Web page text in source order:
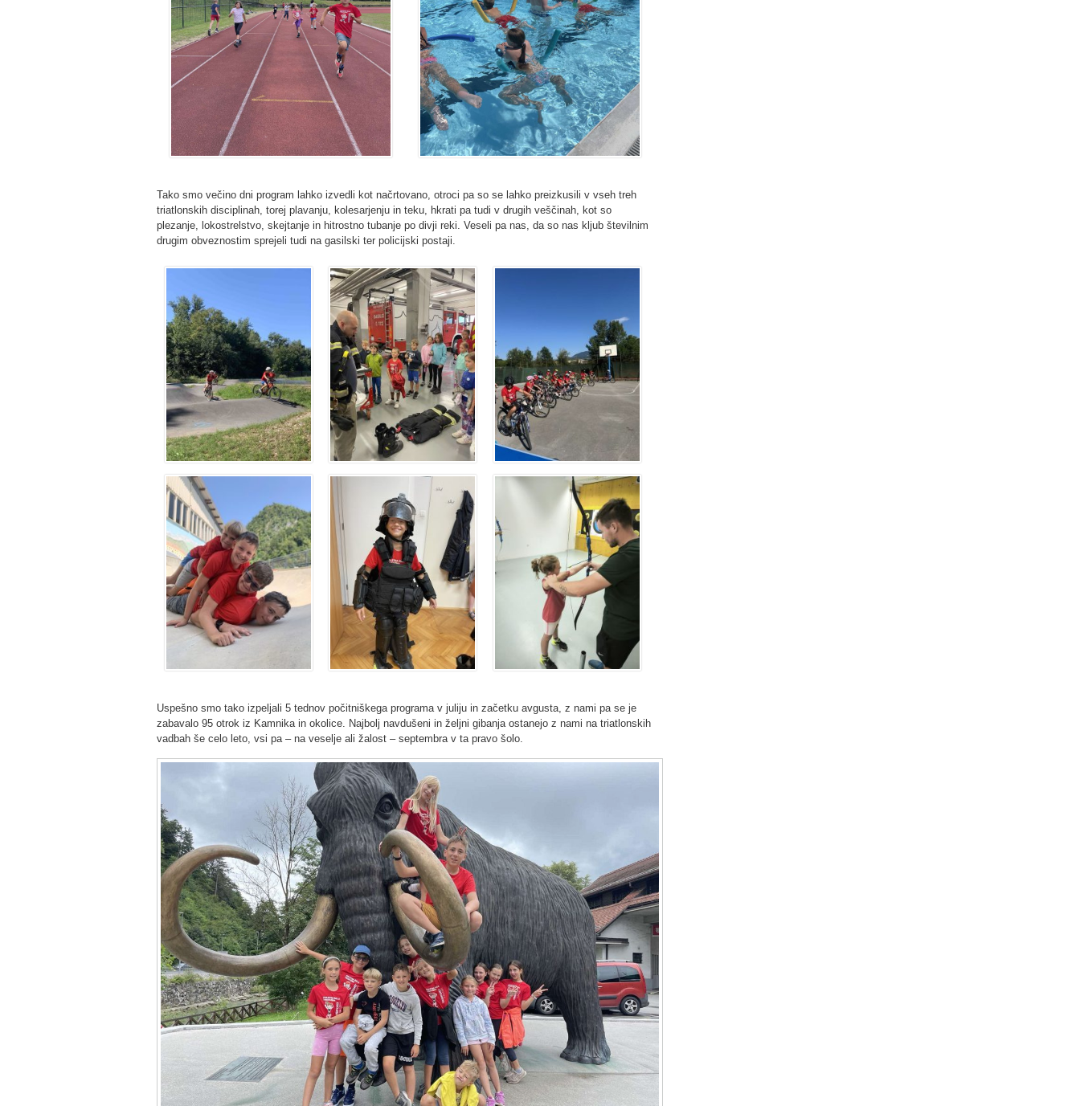
Tako smo večino dni program lahko izvedli kot načrtovano, otroci pa so se lahko preizkusili v vseh treh
triatlonskih disciplinah, torej plavanju, kolesarjenju in teku, hkrati pa tudi v drugih veščinah, kot so
plezanje, lokostrelstvo, skejtanje in hitrostno tubanje po divji reki. Veseli pa nas, da so nas kljub številnim
drugim obveznostim sprejeli tudi na gasilski ter policijski postaji.
Uspešno smo tako izpeljali 5 tednov počitniškega programa v juliju in začetku avgusta, z nami pa se je
zabavalo 95 otrok iz Kamnika in okolice. Najbolj navdušeni in željni gibanja ostanejo z nami na triatlonskih
vadbah še celo leto, vsi pa – na veselje ali žalost – septembra v ta pravo šolo.